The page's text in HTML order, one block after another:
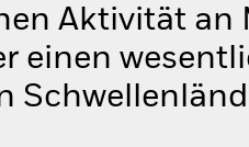
Aktivität an
einen